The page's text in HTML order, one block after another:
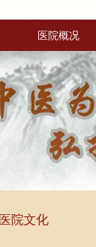
医院概况
医院文化